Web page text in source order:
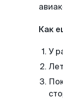
Как
У